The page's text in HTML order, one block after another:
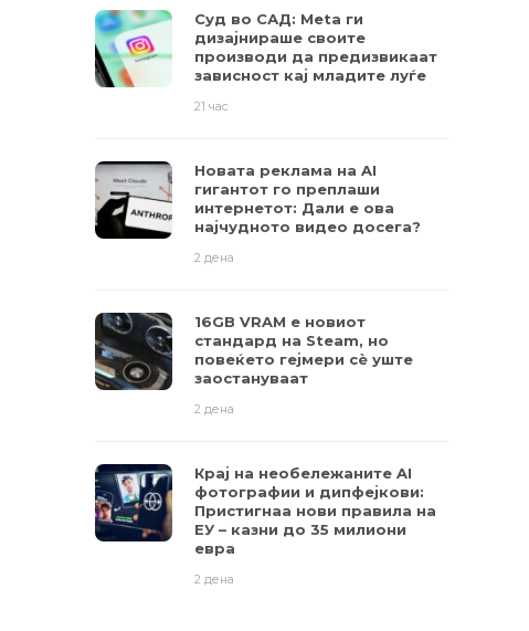
Суд во САД: Meta ги
дизајнираше своите
производи да предизвикаат
зависност кај младите луѓе
21 час
Новата реклама на AI
гигантот го преплаши
интернетот: Дали е ова
најчудното видео досега?
2 дена
16GB VRAM е новиот
стандард на Steam, но
повеќето гејмери ​​сè уште
заостануваат
2 дена
Крај на необележаните AI
фотографии и дипфејкови:
Пристигнаа нови правила на
ЕУ – казни до 35 милиони
евра
2 дена